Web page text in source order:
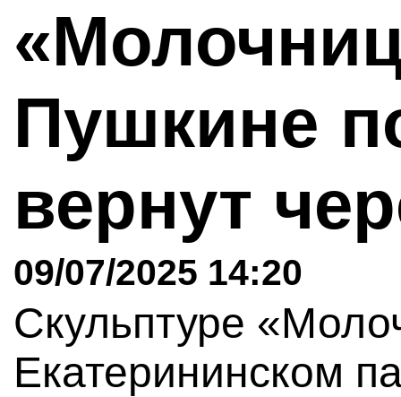
Пушкине
вернут
09/07/2025 14:20
Скульптуре
Екатерининском